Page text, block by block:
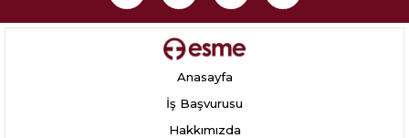
Anasayfa
İş Başvurusu
Hakkımızda